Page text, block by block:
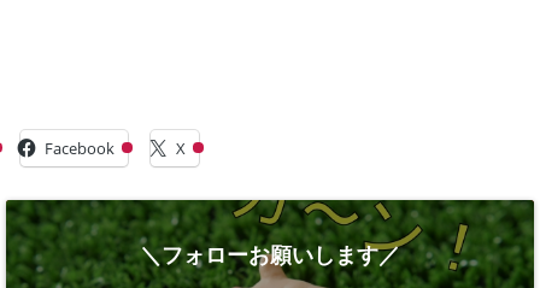
Facebook X
＼フォローお願いします／